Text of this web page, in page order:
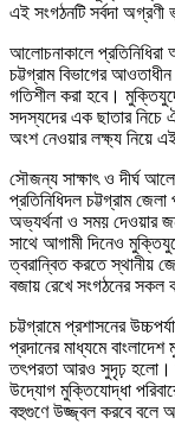
এই সংগঠনটি সর্বদা
আলোচনাকালে প্রতিনিধিরা
চট্টগ্রাম বিভাগের
গতিশীল করা হবে।
সদস্যদের এক ছাতার নিচে
অংশ নেওয়ার লক্ষ্য নিয়ে
সৌজন্য সাক্ষাৎ ও দীর্ঘ
প্রতিনিধিদল চট্টগ্রাম
অভ্যর্থনা ও সময় দেওয়ার
সাথে আগামী দিনেও
ত্বরান্বিত করতে স্থানীয়
বজায় রেখে সংগঠনের সকল
চট্টগ্রামে প্রশাসনের
প্রদানের মাধ্যমে
তৎপরতা আরও সুদৃঢ় হলো।
উদ্যোগ মুক্তিযোদ্ধা
বহুগুণে উজ্জ্বল করবে বলে